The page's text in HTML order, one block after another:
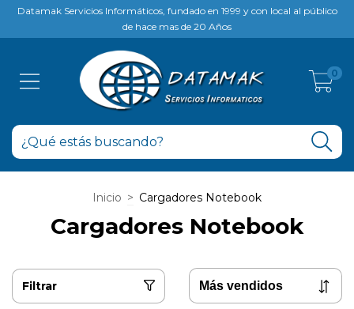
Datamak Servicios Informáticos, fundado en 1999 y con local al público
de hace mas de 20 Años
0
Inicio > Cargadores Notebook
Cargadores Notebook
Filtrar